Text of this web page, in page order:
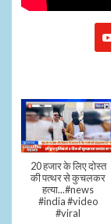
20 हजार के लिए दोस्त
की पत्थर से कुचलकर
हत्या...#news
#india #video
#viral